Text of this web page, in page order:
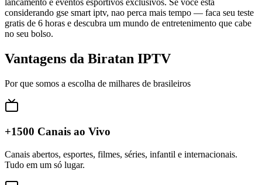
considerando gse smart iptv, nao perca mais tempo — faca seu teste
gratis de 6 horas e descubra um mundo de entretenimento que cabe
no seu bolso.
Vantagens da Biratan IPTV
Por que somos a escolha de milhares de brasileiros
+1500 Canais ao Vivo
Canais abertos, esportes, filmes, séries, infantil e internacionais.
Tudo em um só lugar.